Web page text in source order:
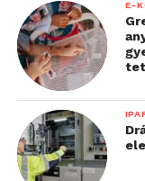
ellehetetlenítve a
százaléka jelezte,
nyomon követni
korrupcióellenes
„A
E-